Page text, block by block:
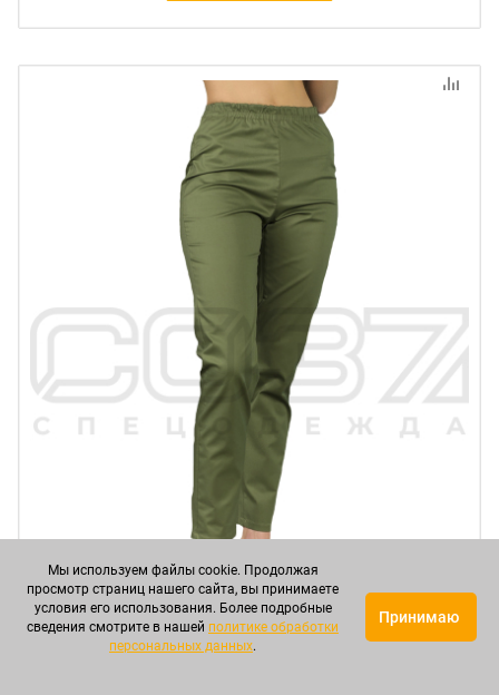
Мы используем файлы cookie. Продолжая
просмотр страниц нашего сайта, вы принимаете
условия его использования. Более подробные
сведения смотрите в нашей политике обработки
персональных данных.
Принимаю